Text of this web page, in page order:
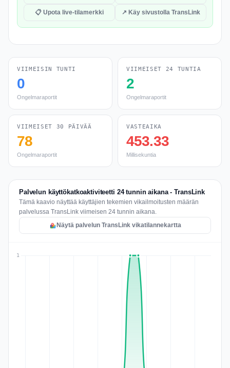
📋 Upota live-tilamerkki ↗ Käy sivustolla TransLink
VIIMEISIN TUNTI
0
Ongelmaraportit
VIIMEISET 24 TUNTIA
2
Ongelmaraportit
VIIMEISET 30 PÄIVÄÄ
78
Ongelmaraportit
VASTEAIKA
453.33
Millisekuntia
Palvelun käyttökatkoaktiviteetti 24 tunnin aikana - TransLink
Tämä kaavio näyttää käyttäjien tekemien vikailmoitusten määrän
palvelussa TransLink viimeisen 24 tunnin aikana.
Näytä palvelun TransLink vikatilannekartta